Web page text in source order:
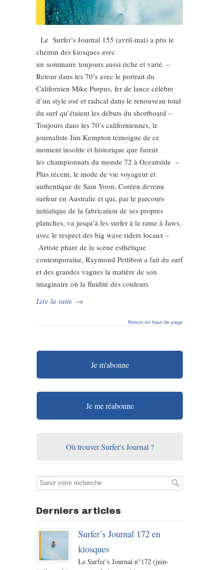
Le Surfer’s Journal 155 (avril-mai) a pris le
chemin des kiosques avec
un sommaire toujours aussi riche et varié. –
Retour dans les 70’s avec le portrait du
Californien Mike Purpus, fer de lance célèbre
d’un style osé et radical dans le renouveau total
du surf qu’étaient les débuts du shortboard –
Toujours dans les 70’s californiennes, le
journaliste Jim Kempton témoigne de ce
moment insolite et historique que furent
les championnats du monde 72 à Oceanside –
Plus récent, le mode de vie voyageur et
authentique de Sam Yoon, Coréen devenu
surfeur en Australie et qui, par le parcours
initiatique de la fabrication de ses propres
planches, va jusqu’à les surfer à la rame à Jaws,
avec le respect des big wave riders locaux –
Artiste phare de la scène esthétique
contemporaine, Raymond Pettibon a fait du surf
et des grandes vagues la matière de son
imaginaire où la fluidité des couleurs
Lire la suite →
Retour en haut de page
Je m'abonne
Je me réabonne
Où trouver Surfer's Journal ?
Derniers articles
Surfer’s Journal 172 en
kiosques
Le Surfer’s Journal n°172 (juin-